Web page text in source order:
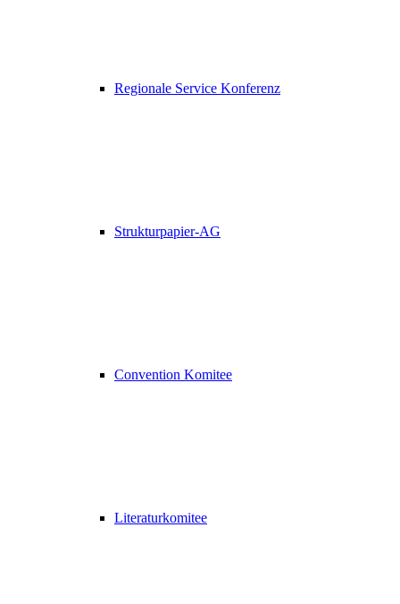
Regionale Service Konferenz
Strukturpapier-AG
Convention Komitee
Literaturkomitee